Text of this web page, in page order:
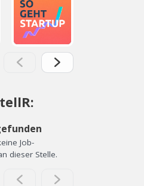
Job-
dieser Stelle.